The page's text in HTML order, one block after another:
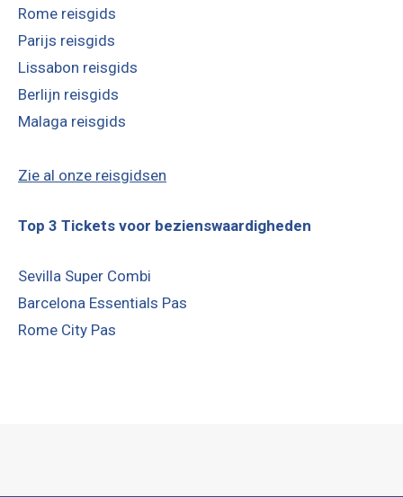
Rome reisgids
Parijs reisgids
Lissabon reisgids
Berlijn reisgids
Malaga reisgids
Zie al onze reisgidsen
Top 3 Tickets voor bezienswaardigheden
Sevilla Super Combi
Barcelona Essentials Pas
Rome City Pas